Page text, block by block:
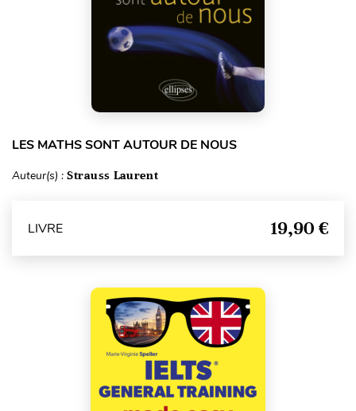
LES MATHS SONT AUTOUR DE NOUS
Auteur(s) : Strauss Laurent
LIVRE 19,90 €